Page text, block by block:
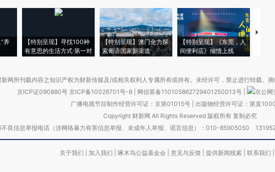
养
【特别呈现】寻找100种
有意思的生活方式·第一对
【特别呈现】澳门全力探
索葡语国家新渠道
【特别呈现】《东莞，人
间便利店》倾情上线
【推
新网所刊载内容之知识产权为财新传媒及/或相关权利人专属所有或持有。未经许可，禁止进行转载、摘
京ICP证090880号 京ICP备10026701号-8 网信算备110105862729401250013号
京公网
广播电视节目制作经营许可证：京第01015号| 出版物经营许可证：第直
Copyright 财新网 All Rights Reserved 版权所有 复制必究
不良信息举报电话（涉网络暴力有害信息举报、未成年人举报、谣言信息）：010-85905050
关于我们 加入我们 啄木鸟公益基金会 意见与反馈 提供新闻线索 联系我们